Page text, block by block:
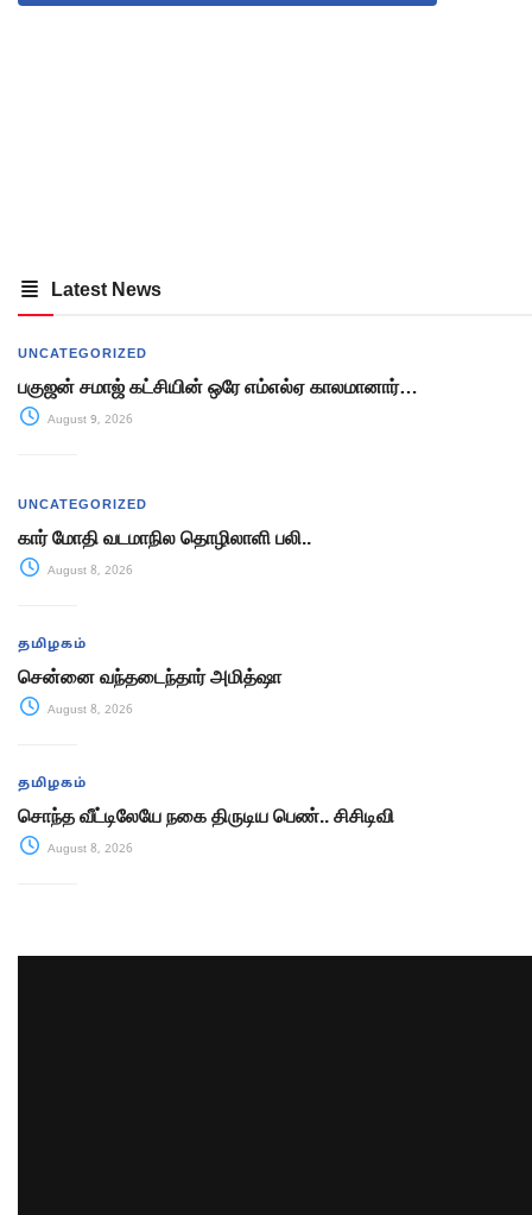
Latest News
UNCATEGORIZED
பகுஜன் சமாஜ் கட்சியின் ஒரே எம்எல்ஏ காலமானார்…
August 9, 2026
UNCATEGORIZED
கார் மோதி வடமாநில தொழிலாளி பலி..
August 8, 2026
தமிழகம்
சென்னை வந்தடைந்தார் அமித்ஷா
August 8, 2026
தமிழகம்
சொந்த வீட்டிலேயே நகை திருடிய பெண்.. சிசிடிவி
August 8, 2026